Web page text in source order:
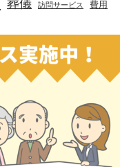
葬儀 訪問サービス 費用